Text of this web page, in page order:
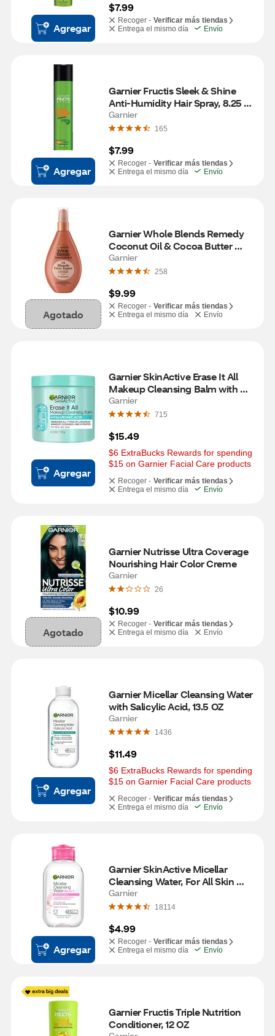
Agregar
$7.99
Recoger - Verificar más tiendas
Entrega el mismo día
Envío
Agregar
Garnier Fructis Sleek & Shine
Anti-Humidity Hair Spray, 8.25
OZ
Garnier
165
$7.99
Recoger - Verificar más tiendas
Entrega el mismo día
Envío
Agotado
Garnier Whole Blends Remedy
Coconut Oil & Cocoa Butter
Miracle Frizz Tamer 10-in-1
Leave-In Treatment, 5 OZ
Garnier
258
$9.99
Recoger - Verificar más tiendas
Entrega el mismo día
Envío
Agregar
Garnier SkinActive Erase It All
Makeup Cleansing Balm with
Hyaluronic Acid, 4.2 OZ
Garnier
715
$15.49
$6 ExtraBucks Rewards for spending
$15 on Garnier Facial Care products
Recoger - Verificar más tiendas
Entrega el mismo día
Envío
Agotado
Garnier Nutrisse Ultra Coverage
Nourishing Hair Color Creme
Garnier
26
$10.99
Recoger - Verificar más tiendas
Entrega el mismo día
Envío
Agregar
Garnier Micellar Cleansing Water
with Salicylic Acid, 13.5 OZ
Garnier
1436
$11.49
$6 ExtraBucks Rewards for spending
$15 on Garnier Facial Care products
Recoger - Verificar más tiendas
Entrega el mismo día
Envío
Agregar
Garnier SkinActive Micellar
Cleansing Water, For All Skin
Types, 3.4 OZ
Garnier
18114
$4.99
Recoger - Verificar más tiendas
Entrega el mismo día
Envío
Garnier Fructis Triple Nutrition
Conditioner, 12 OZ